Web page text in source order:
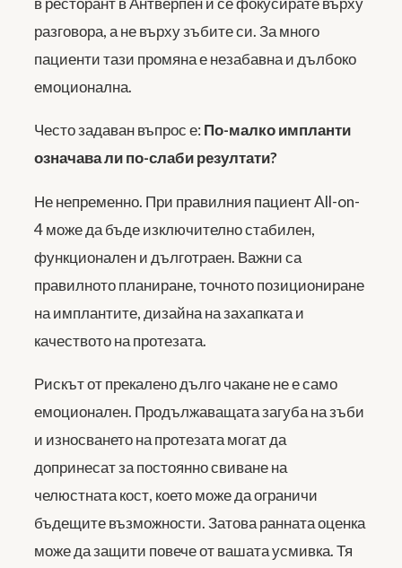
разговора, а не върху зъбите си. За много
пациенти тази промяна е незабавна и дълбоко
емоционална.
Често задаван въпрос е:По-малко импланти
означава ли по-слаби резултати?
Не непременно. При правилния пациент All-on-
4 може да бъде изключително стабилен,
функционален и дълготраен. Важни са
правилното планиране, точното позициониране
на имплантите, дизайна на захапката и
качеството на протезата.
Рискът от прекалено дълго чакане не е само
емоционален. Продължаващата загуба на зъби
и износването на протезата могат да
допринесат за постоянно свиване на
челюстната кост, което може да ограничи
бъдещите възможности. Затова ранната оценка
може да защити повече от вашата усмивка. Тя